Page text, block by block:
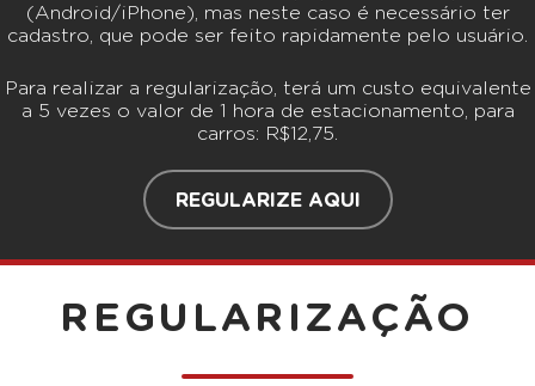
(Android/iPhone), mas neste caso é necessário ter
cadastro, que pode ser feito rapidamente pelo usuário.
Para realizar a regularização, terá um custo equivalente
a 5 vezes o valor de 1 hora de estacionamento, para
carros: R$12,75.
REGULARIZE AQUI
REGULARIZAÇÃO